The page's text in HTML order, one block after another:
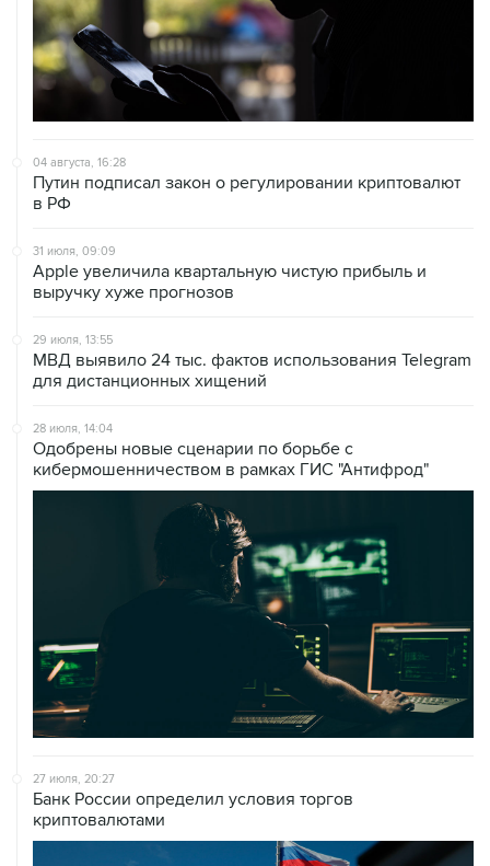
04 августа, 16:28
Путин подписал закон о регулировании криптовалют
в РФ
31 июля, 09:09
Аpple увеличила квартальную чистую прибыль и
выручку хуже прогнозов
29 июля, 13:55
МВД выявило 24 тыс. фактов использования Telegram
для дистанционных хищений
28 июля, 14:04
Одобрены новые сценарии по борьбе с
кибермошенничеством в рамках ГИС "Антифрод"
27 июля, 20:27
Банк России определил условия торгов
криптовалютами